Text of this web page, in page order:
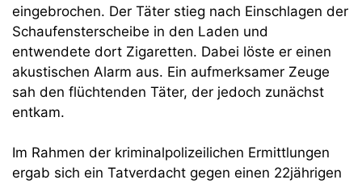
eingebrochen. Der Täter stieg nach Einschlagen der
Schaufensterscheibe in den Laden und
entwendete dort Zigaretten. Dabei löste er einen
akustischen Alarm aus. Ein aufmerksamer Zeuge
sah den flüchtenden Täter, der jedoch zunächst
entkam.
Im Rahmen der kriminalpolizeilichen Ermittlungen
ergab sich ein Tatverdacht gegen einen 22jährigen